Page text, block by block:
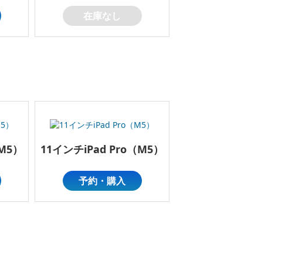
在庫なし
） 11インチiPad Pro（M5）
予約・購入